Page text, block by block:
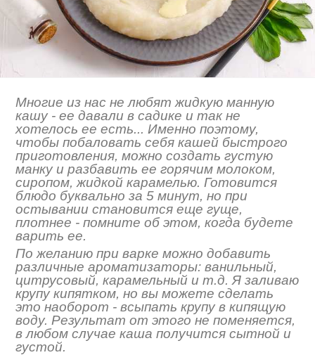
Многие из нас не любят жидкую манную
кашу - ее давали в садике и так не
хотелось ее есть... Именно поэтому,
чтобы побаловать себя кашей быстрого
приготовления, можно создать густую
манку и разбавить ее горячим молоком,
сиропом, жидкой карамелью. Готовится
блюдо буквально за 5 минут, но при
остывании становится еще гуще,
плотнее - помните об этом, когда будете
варить ее.
По желанию при варке можно добавить
различные ароматизаторы: ванильный,
цитрусовый, карамельный и т.д. Я заливаю
крупу кипятком, но вы можете сделать
это наоборот - всыпать крупу в кипящую
воду. Результат от этого не поменяется,
в любом случае каша получится сытной и
густой.